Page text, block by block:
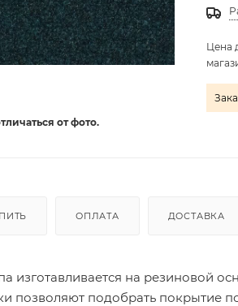
Цена
от фото.
ОПЛАТА ДОСТАВКА
на резиновой
позволяют подобрать покрытие